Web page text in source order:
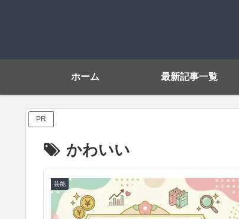
ホーム 最新記事一覧
PR
かわいい
芸能